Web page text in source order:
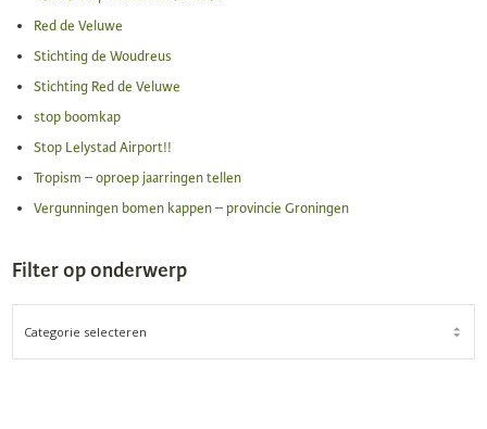
Red de Veluwe
Stichting de Woudreus
Stichting Red de Veluwe
stop boomkap
Stop Lelystad Airport!!
Tropism – oproep jaarringen tellen
Vergunningen bomen kappen – provincie Groningen
Filter op onderwerp
FILTER